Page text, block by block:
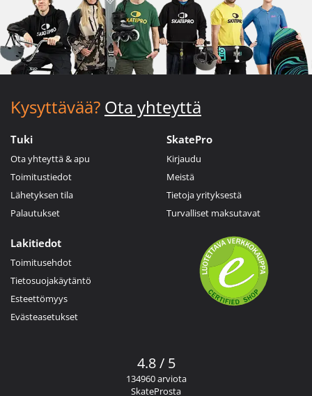
Kysyttävää? Ota yhteyttä
Tuki
Ota yhteyttä & apu
Toimitustiedot
Lähetyksen tila
Palautukset
SkatePro
Kirjaudu
Meistä
Tietoja yrityksestä
Turvalliset maksutavat
Lakitiedot
Toimitusehdot
Tietosuojakäytäntö
Esteettömyys
Evästeasetukset
4.8 / 5
134960 arviota
SkateProsta